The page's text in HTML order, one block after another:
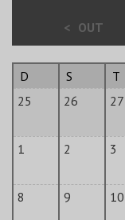
< OUT
D S T
25
26 27
1 2 3
8 9 10